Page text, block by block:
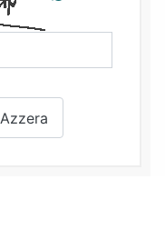
Azzera